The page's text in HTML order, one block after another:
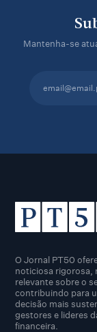
Mantenha-se
O Jornal PT50
noticiosa rigorosa,
relevante sobre o
contribuindo para
decisão mais
gestores e lideres
financeira.